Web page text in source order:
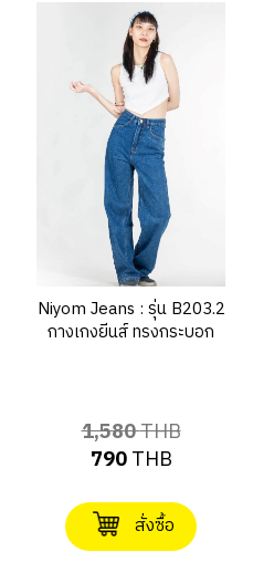
Niyom Jeans : รุ่น B203.2
กางเกงยีนส์ ทรงกระบอก
1,580THB
790THB
สั่งซื้อ